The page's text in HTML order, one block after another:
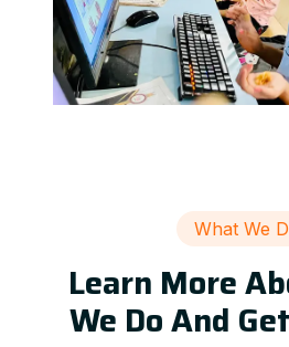
What We
Learn More
We Do And